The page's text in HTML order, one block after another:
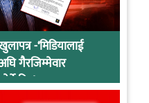
-‘मिडियालाई
गैरजिम्मेवार
कि !